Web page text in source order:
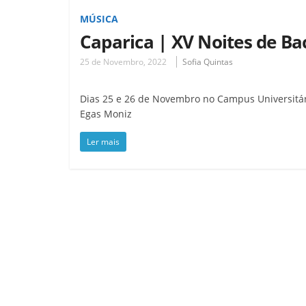
MÚSICA
Caparica | XV Noites de
25 de Novembro, 2022 Sofia Quintas
Dias 25 e 26 de Novembro no Campus
Egas Moniz
Ler mais